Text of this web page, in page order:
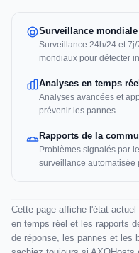
Surveillance mondiale
Surveillance 24h/24 et
mondiaux pour détecter
Analyses en temps réel
Analyses avancées et
prévenir les pannes.
Rapports de la
Problèmes signalés par
surveillance automatisée
Cette page affiche l'état
en temps réel et les rapports
de réponse, les pannes et les